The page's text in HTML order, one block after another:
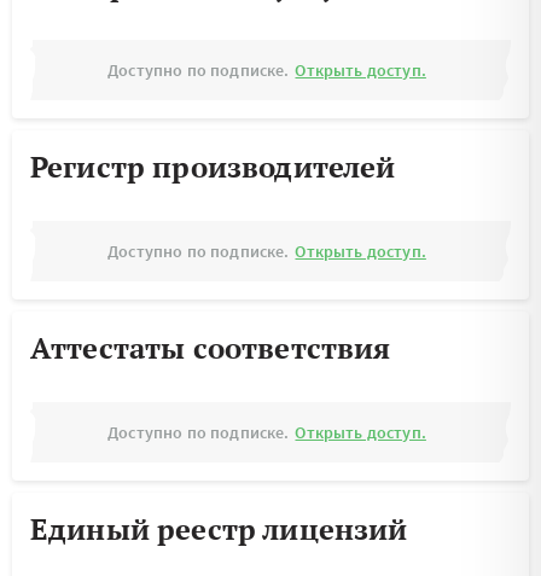
Доступно по подписке. Открыть доступ.
Регистр производителей
Доступно по подписке. Открыть доступ.
Аттестаты соответствия
Доступно по подписке. Открыть доступ.
Единый реестр лицензий